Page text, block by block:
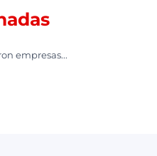
empresas...